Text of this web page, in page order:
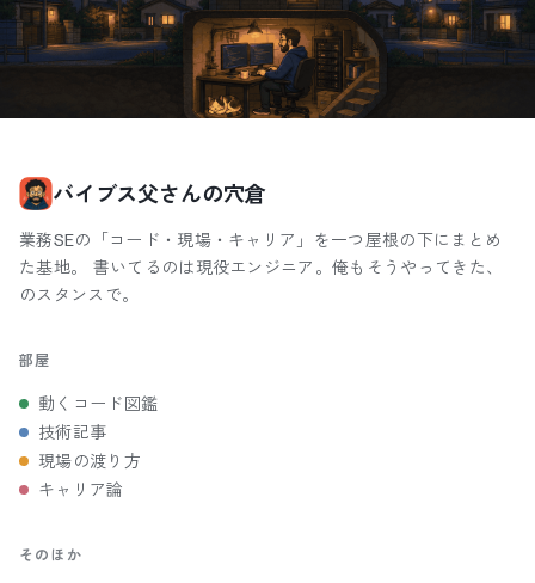
バイブス父さんの穴倉
業務SEの「コード・現場・キャリア」を一つ屋根の下にまとめ
た基地。 書いてるのは現役エンジニア。俺もそうやってきた、
のスタンスで。
部屋
動くコード図鑑
技術記事
現場の渡り方
キャリア論
そのほか